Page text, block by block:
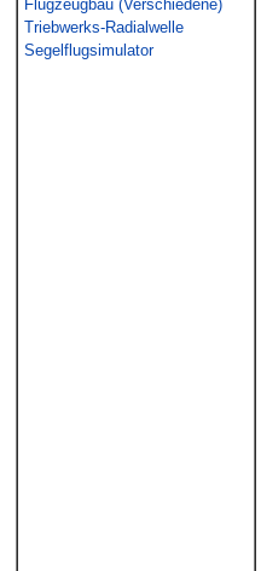
Flugzeugbau (Verschiedene)
Triebwerks-Radialwelle
Segelflugsimulator